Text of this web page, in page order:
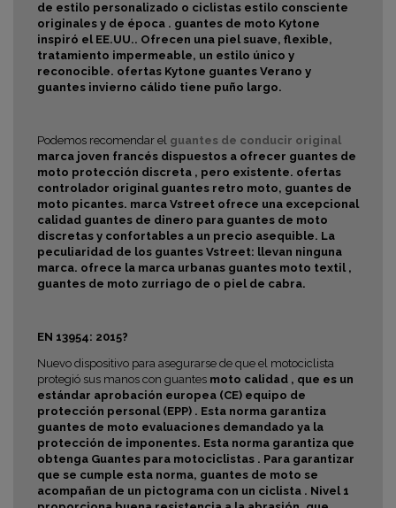
de estilo personalizado o ciclistas estilo consciente
originales y de época . guantes de moto Kytone
inspiró el EE.UU.. Ofrecen una piel suave, flexible,
tratamiento impermeable, un estilo único y
reconocible. ofertas Kytone guantes Verano y
guantes invierno cálido tiene puño largo.
Podemos recomendar el guantes de conducir original
marca joven francés dispuestos a ofrecer guantes de
moto protección discreta , pero existente. ofertas
controlador original guantes retro moto, guantes de
moto picantes. marca Vstreet ofrece una excepcional
calidad guantes de dinero para guantes de moto
discretas y confortables a un precio asequible. La
peculiaridad de los guantes Vstreet: llevan ninguna
marca. ofrece la marca urbanas guantes moto textil ,
guantes de moto zurriago de o piel de cabra.
EN 13954: 2015?
Nuevo dispositivo para asegurarse de que el motociclista
protegió sus manos con guantes moto calidad , que es un
estándar aprobación europea (CE) equipo de
protección personal (EPP) . Esta norma garantiza
guantes de moto evaluaciones demandado ya la
protección de imponentes. Esta norma garantiza que
obtenga Guantes para motociclistas . Para garantizar
que se cumple esta norma, guantes de moto se
acompañan de un pictograma con un ciclista . Nivel 1